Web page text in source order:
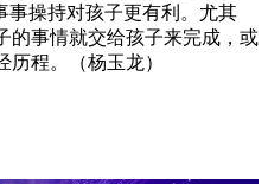
事操持对孩子更有利。尤其
的事情就交给孩子来完成，或
程。（杨玉龙）